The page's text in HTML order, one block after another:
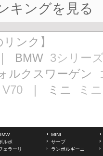
キングを見る
ンク】
BMW 3シリー
ルクスワーゲン
V70 ｜ ミニ ミニ
MINI
ルボ
サーブ
ェラーリ ランボルギーニ